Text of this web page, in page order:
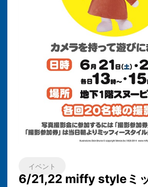
イベント
6/21,22 miffy styleミ